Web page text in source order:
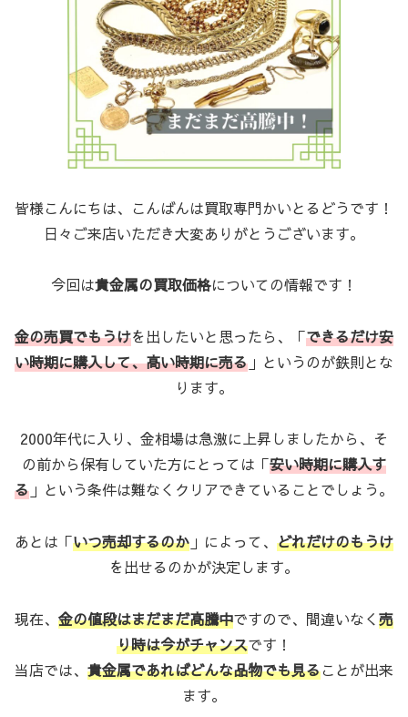
皆様こんにちは、こんばんは買取専門かいとるどうです！
日々ご来店いただき大変ありがとうございます。
今回は貴金属の買取価格についての情報です！
金の売買でもうけを出したいと思ったら、「できるだけ安
い時期に購入して、高い時期に売る 」というのが鉄則とな
ります。
2000年代に入り、金相場は急激に上昇しましたから、そ
の前から保有していた方にとっては「安い時期に購入す
る 」という条件は難なくクリアできていることでしょう。
あとは「いつ売却するのか 」によって、 どれだけのもうけ
を出せるのかが決定します。
現在、 金の値段はまだまだ高騰中ですので、間違いなく 売
り時は今がチャンスです！
当店では、 貴金属であればどんな品物でも見ることが出来
ます。